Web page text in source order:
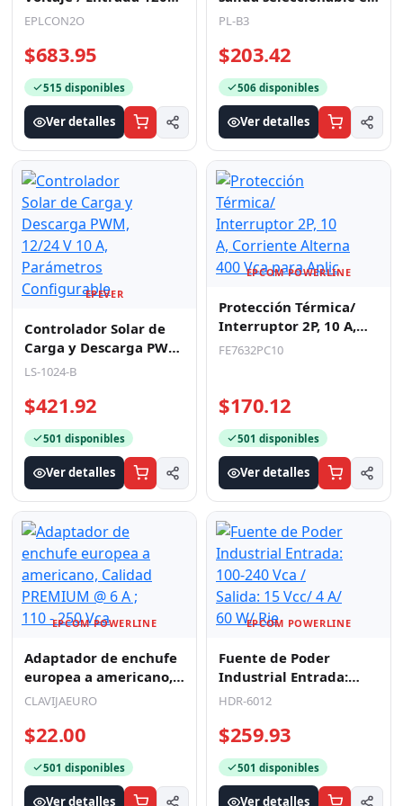
EPEVER
Controlador Solar de
Carga y Descarga PWM,
12/24 V 10 A,
Parámetros
Configurable
LS-1024-B
$421.92
501 disponibles
Ver detalles
EPCOM POWERLINE
Protección Térmica/
Interruptor 2P, 10 A,
Corriente Alterna 400
Vca para Aplic
FE7632PC10
$170.12
501 disponibles
Ver detalles
EPCOM POWERLINE
Adaptador de enchufe
europea a americano,
Calidad PREMIUM @ 6 A
; 110 - 250 Vca
CLAVIJAEURO
$22.00
501 disponibles
Industrial Entrada:
100-240 Vca / Salida: 15
Vcc/ 4 A/ 60 W/ Rie
HDR-6012
$259.93
501 disponibles
EPCOM POWERLINE
Cable para Baterías, 1
AWG con Terminales de
Ojo en Ambos Ex
CBL-AWG2-1B
$245.61
501 disponibles
Ver detalles
EPCOM POWERLINE
Batería CR123A de Litio
recargable)
CR123A
$60.27
501 disponibles
Ver detalles